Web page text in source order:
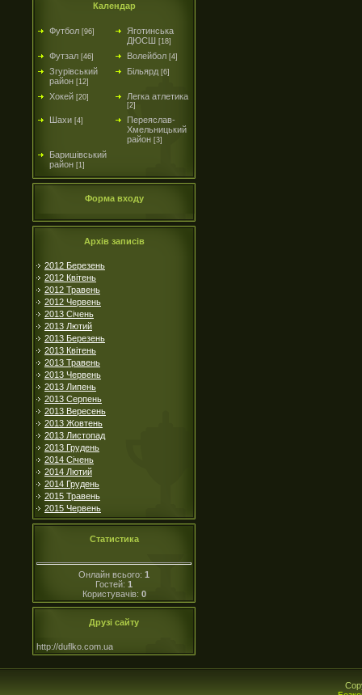
Календар
Футбол [96]
Яготинська
ДЮСШ [18]
Футзал [46] Волейбол [4]
Згурівський
район [12]
Більярд [6]
Хокей [20] Легка атлетика
[2]
Шахи [4]
Переяслав-
Хмельницький
район [3]
Баришівський
район [1]
Форма входу
Архів записів
2012 Березень
2012 Квітень
2012 Травень
2012 Червень
2013 Січень
2013 Лютий
2013 Березень
2013 Квітень
2013 Травень
2013 Червень
2013 Липень
2013 Серпень
2013 Вересень
2013 Жовтень
2013 Листопад
2013 Грудень
2014 Січень
2014 Лютий
2014 Грудень
2015 Травень
2015 Червень
Статистика
Онлайн всього: 1
Гостей: 1
Користувачів: 0
Друзі сайту
http://duflko.com.ua